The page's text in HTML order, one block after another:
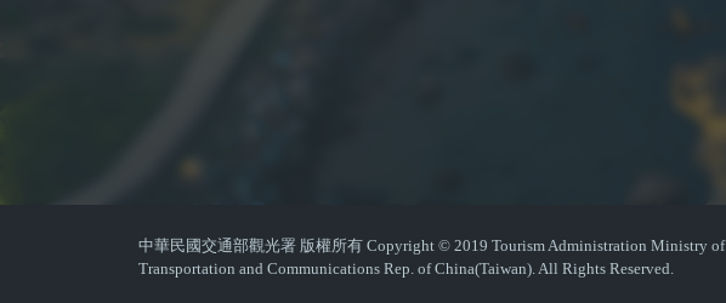
中華民國交通部觀光署 版權所有 Copyright © 2019 Tourism Administration Ministry of
Transportation and Communications Rep. of China(Taiwan). All Rights Reserved.